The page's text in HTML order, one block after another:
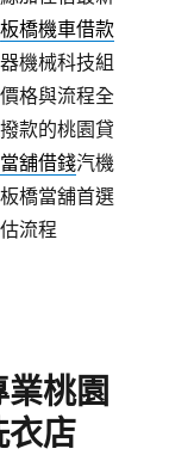
板橋機車借款
機械科技組
格與流程全
款的桃園貸
舖借錢汽機
橋當舖首選
流程
桃園
衣店